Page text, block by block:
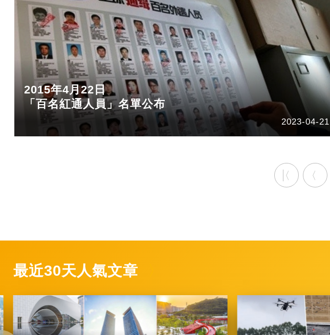
2015年4月22日
「百名紅通人員」名單公布
2023-04-21
最近30天人氣文章